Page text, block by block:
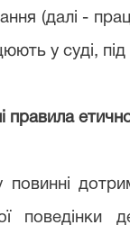
(далі -
у суді, під
правила
поведінки